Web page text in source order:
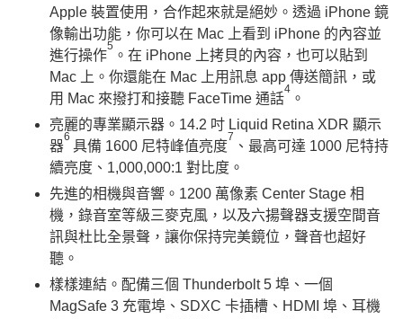
Apple 裝置使用，合作起來就是絕妙。透過 iPhone 鏡
像輸出功能，你可以在 Mac 上看到 iPhone 的內容並
進行操作
5
。在 iPhone 上拷貝的內容，也可以貼到
Mac 上。你還能在 Mac 上用訊息 app 傳送簡訊，或
用 Mac 來撥打和接聽 FaceTime 通話
4
。
亮麗的專業顯示器。14.2 吋 Liquid Retina XDR 顯示
器
6
具備 1600 尼特峰值亮度
7
、最高可達 1000 尼特持
續亮度、1,000,000:1 對比度。
先進的相機與音響。1200 萬像素 Center Stage 相
機，錄音室等級三麥克風，以及六揚聲器支援空間音
訊與杜比全景聲，讓你保持完美鏡位，聲音也超好
聽。
樣樣連結。配備三個 Thunderbolt 5 埠、一個
MagSafe 3 充電埠、SDXC 卡插槽、HDMI 埠、耳機